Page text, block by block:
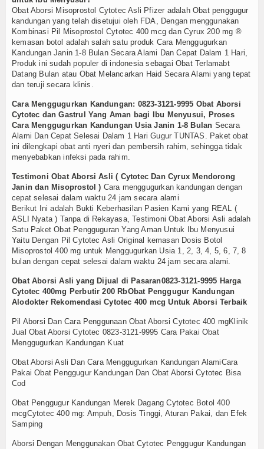
Obat Aborsi Misoprostol Cytotec Asli Pfizer adalah Obat penggugur
kandungan yang telah disetujui oleh FDA, Dengan menggunakan
Kombinasi Pil Misoprostol Cytotec 400 mcg dan Cyrux 200 mg ®
kemasan botol adalah salah satu produk Cara Menggugurkan
Kandungan Janin 1-8 Bulan Secara Alami Dan Cepat Dalam 1 Hari,
Produk ini sudah populer di indonesia sebagai Obat Terlamabt
Datang Bulan atau Obat Melancarkan Haid Secara Alami yang tepat
dan teruji secara klinis.
Cara Menggugurkan Kandungan: 0823-3121-9995 Obat Aborsi
Cytotec dan Gastrul Yang Aman bagi Ibu Menyusui, Proses
Cara Menggugurkan Kandungan Usia Janin 1-8 Bulan Secara
Alami Dan Cepat Selesai Dalam 1 Hari Gugur TUNTAS. Paket obat
ini dilengkapi obat anti nyeri dan pembersih rahim, sehingga tidak
menyebabkan infeksi pada rahim.
Testimoni Obat Aborsi Asli ( Cytotec Dan Cyrux Mendorong
Janin dan Misoprostol ) Cara menggugurkan kandungan dengan
cepat selesai dalam waktu 24 jam secara alami
Berikut Ini adalah Bukti Keberhasilan Pasien Kami yang REAL (
ASLI Nyata ) Tanpa di Rekayasa, Testimoni Obat Aborsi Asli adalah
Satu Paket Obat Pengguguran Yang Aman Untuk Ibu Menyusui
Yaitu Dengan Pil Cytotec Asli Original kemasan Dosis Botol
Misoprostol 400 mg untuk Menggugurkan Usia 1, 2, 3, 4, 5, 6, 7, 8
bulan dengan cepat selesai dalam waktu 24 jam secara alami.
Obat Aborsi Asli yang Dijual di Pasaran0823-3121-9995 Harga
Cytotec 400mg Perbutir 200 RbObat Penggugur Kandungan
Alodokter Rekomendasi Cytotec 400 mcg Untuk Aborsi Terbaik
Pil Aborsi Dan Cara Penggunaan Obat Aborsi Cytotec 400 mgKlinik
Jual Obat Aborsi Cytotec 0823-3121-9995 Cara Pakai Obat
Menggugurkan Kandungan Kuat
Obat Aborsi Asli Dan Cara Menggugurkan Kandungan AlamiCara
Pakai Obat Penggugur Kandungan Dan Obat Aborsi Cytotec Bisa
Cod
Obat Penggugur Kandungan Merek Dagang Cytotec Botol 400
mcgCytotec 400 mg: Ampuh, Dosis Tinggi, Aturan Pakai, dan Efek
Samping
Aborsi Dengan Menggunakan Obat Cytotec Penggugur Kandungan